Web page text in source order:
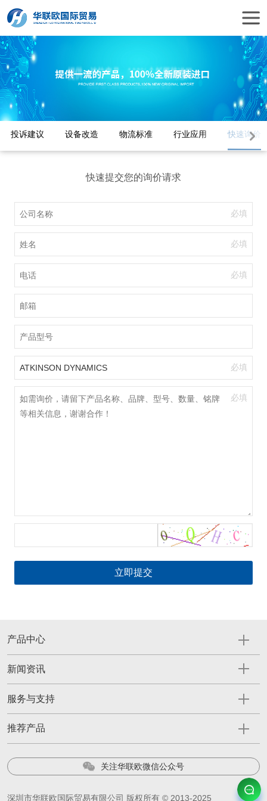
投诉建议 设备改造 物流标准 行业应用 快速询价
快速提交您的询价请求
必填
必填
必填
必填
必填
产品中心
新闻资讯
服务与支持
推荐产品
关注华联欧微信公众号
深圳市华联欧国际贸易有限公司 版权所有 © 2013-2025